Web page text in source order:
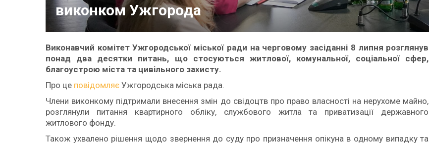
виконком Ужгорода
Виконавчий комітет Ужгородської міської ради на черговому засіданні 8 липня розглянув
понад два десятки питань, що стосуються житлової, комунальної, соціальної сфер,
благоустрою міста та цивільного захисту.
Про це повідомляє Ужгородська міська рада.
Члени виконкому підтримали внесення змін до свідоцтв про право власності на нерухоме майно,
розглянули питання квартирного обліку, службового житла та приватизації державного
житлового фонду.
Також ухвалено рішення щодо звернення до суду про призначення опікуна в одному випадку та